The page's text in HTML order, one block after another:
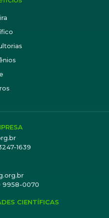
1639
9958-0070
CIENTÍFICAS